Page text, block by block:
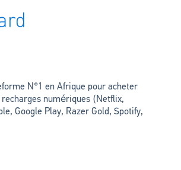
N°1 en Afrique pour acheter
numériques (Netflix,
Google Play, Razer Gold, Spotify,